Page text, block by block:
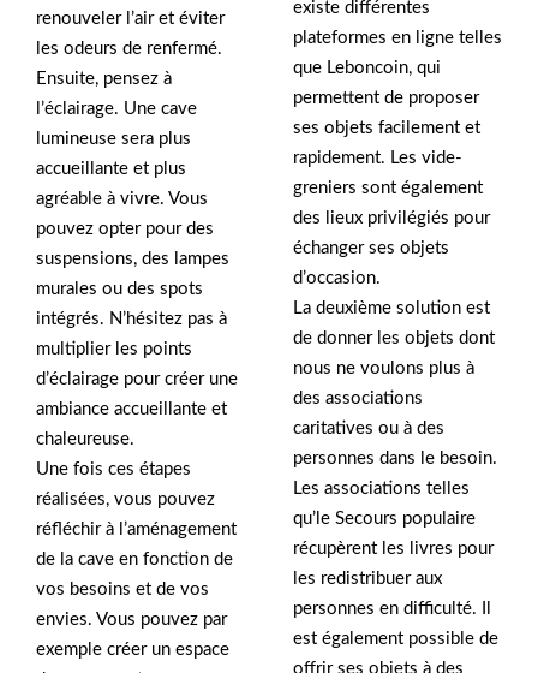
renouveler l’air et éviter
les odeurs de renfermé.
Ensuite, pensez à
l’éclairage. Une cave
lumineuse sera plus
accueillante et plus
agréable à vivre. Vous
pouvez opter pour des
suspensions, des lampes
murales ou des spots
intégrés. N’hésitez pas à
multiplier les points
d’éclairage pour créer une
ambiance accueillante et
chaleureuse.
Une fois ces étapes
réalisées, vous pouvez
réfléchir à l’aménagement
de la cave en fonction de
vos besoins et de vos
envies. Vous pouvez par
exemple créer un espace
existe différentes
plateformes en ligne telles
que Leboncoin, qui
permettent de proposer
ses objets facilement et
rapidement. Les vide-
greniers sont également
des lieux privilégiés pour
échanger ses objets
d’occasion.
La deuxième solution est
de donner les objets dont
nous ne voulons plus à
des associations
caritatives ou à des
personnes dans le besoin.
Les associations telles
qu’le Secours populaire
récupèrent les livres pour
les redistribuer aux
personnes en difficulté. Il
est également possible de
offrir ses objets à des